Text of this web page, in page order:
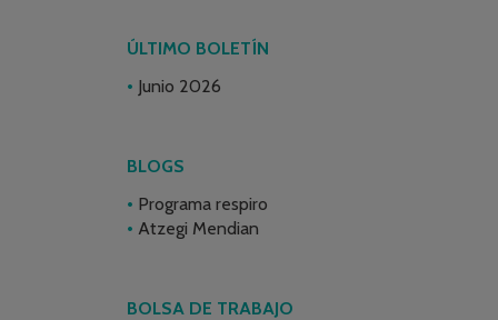
ÚLTIMO BOLETÍN
Junio 2026
BLOGS
Programa respiro
Atzegi Mendian
BOLSA DE TRABAJO